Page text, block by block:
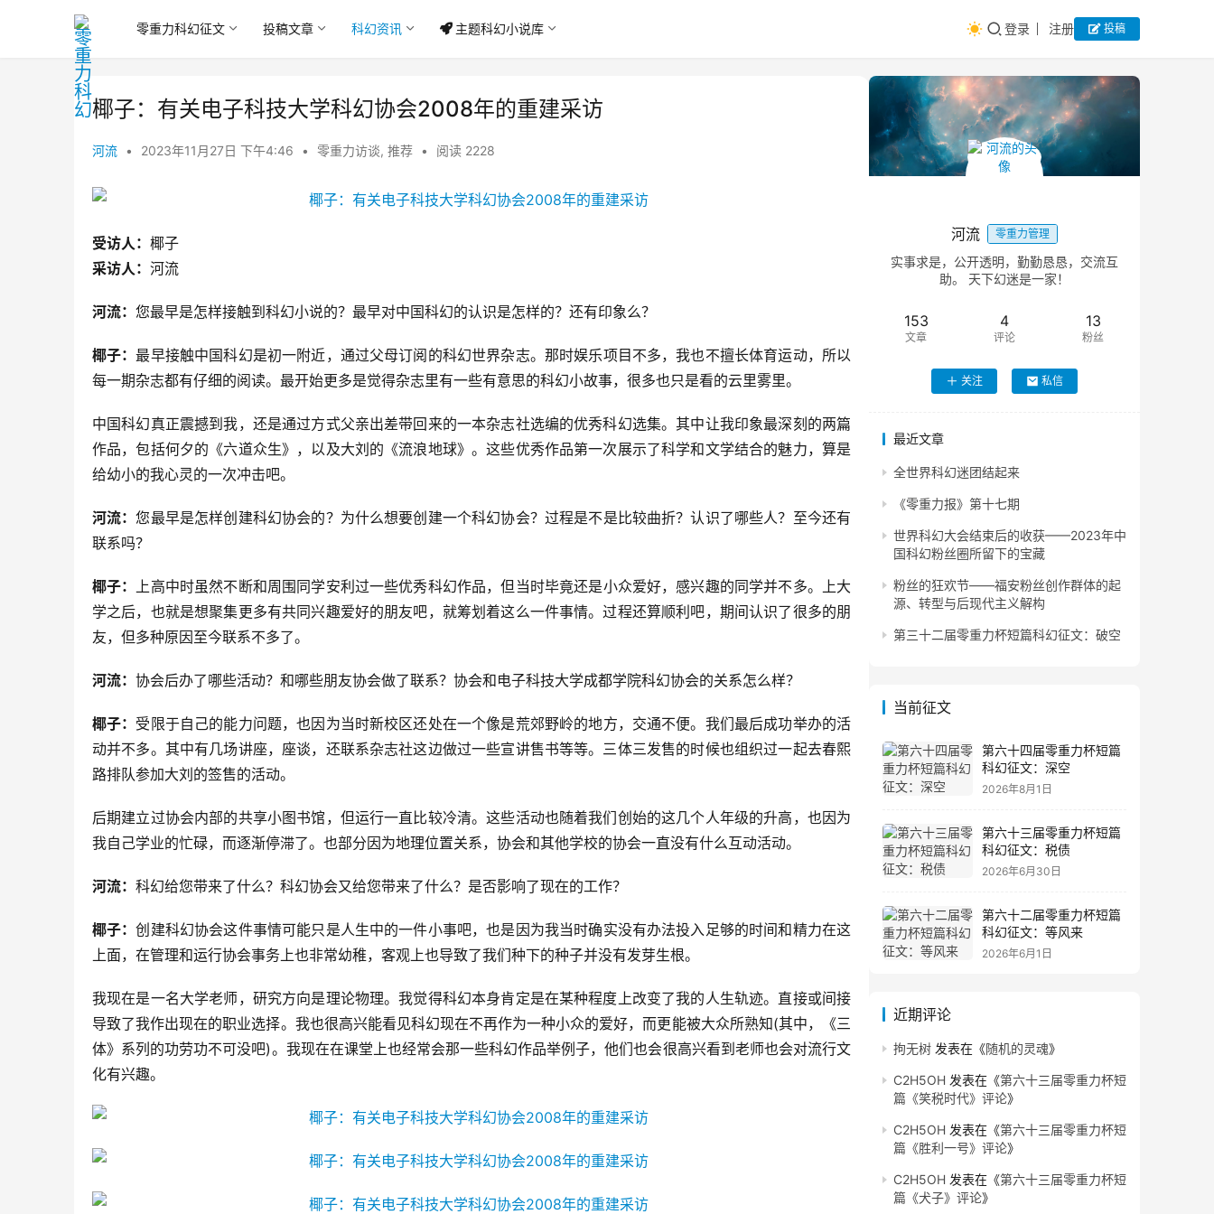
零重力科幻征文 投稿文章 科幻资讯 主题科幻小说库 登录 注册 投稿
椰子：有关电子科技大学科幻协会2008年的重建采访
河流 • 2023年11月27日 下午4:46 • 零重力访谈, 推荐 • 阅读 2228
受访人： 椰子
采访人： 河流
河流： 您最早是怎样接触到科幻小说的？最早对中国科幻的认识是怎样的？还有印象么？
椰子：最早接触中国科幻是初一附近，通过父母订阅的科幻世界杂志。那时娱乐项目不多，我也不擅长体育运动，所以
每一期杂志都有仔细的阅读。最开始更多是觉得杂志里有一些有意思的科幻小故事，很多也只是看的云里雾里。
中国科幻真正震撼到我，还是通过方式父亲出差带回来的一本杂志社选编的优秀科幻选集。其中让我印象最深刻的两篇
作品，包括何夕的《六道众生》，以及大刘的《流浪地球》。这些优秀作品第一次展示了科学和文学结合的魅力，算是
给幼小的我心灵的一次冲击吧。
河流：您最早是怎样创建科幻协会的？为什么想要创建一个科幻协会？过程是不是比较曲折？认识了哪些人？至今还有
联系吗？
椰子： 上高中时虽然不断和周围同学安利过一些优秀科幻作品，但当时毕竟还是小众爱好，感兴趣的同学并不多。上大
学之后，也就是想聚集更多有共同兴趣爱好的朋友吧，就筹划着这么一件事情。过程还算顺利吧，期间认识了很多的朋
友，但多种原因至今联系不多了。
河流： 协会后办了哪些活动？和哪些朋友协会做了联系？协会和电子科技大学成都学院科幻协会的关系怎么样？
椰子： 受限于自己的能力问题，也因为当时新校区还处在一个像是荒郊野岭的地方，交通不便。我们最后成功举办的活
动并不多。其中有几场讲座，座谈，还联系杂志社这边做过一些宣讲售书等等。三体三发售的时候也组织过一起去春熙
路排队参加大刘的签售的活动。
后期建立过协会内部的共享小图书馆，但运行一直比较冷清。这些活动也随着我们创始的这几个人年级的升高，也因为
我自己学业的忙碌，而逐渐停滞了。也部分因为地理位置关系，协会和其他学校的协会一直没有什么互动活动。
河流： 科幻给您带来了什么？科幻协会又给您带来了什么？是否影响了现在的工作？
椰子：创建科幻协会这件事情可能只是人生中的一件小事吧，也是因为我当时确实没有办法投入足够的时间和精力在这
上面，在管理和运行协会事务上也非常幼稚，客观上也导致了我们种下的种子并没有发芽生根。
我现在是一名大学老师，研究方向是理论物理。我觉得科幻本身肯定是在某种程度上改变了我的人生轨迹。直接或间接
导致了我作出现在的职业选择。我也很高兴能看见科幻现在不再作为一种小众的爱好，而更能被大众所熟知(其中，《三
体》系列的功劳功不可没吧)。我现在在课堂上也经常会那一些科幻作品举例子，他们也会很高兴看到老师也会对流行文
化有兴趣。
河流 零重力管理
实事求是，公开透明，勤勤恳恳，交流互
助。 天下幻迷是一家！
153
文章
4
评论
13
粉丝
关注 私信
最近文章
全世界科幻迷团结起来
《零重力报》第十七期
世界科幻大会结束后的收获——2023年中
国科幻粉丝圈所留下的宝藏
粉丝的狂欢节——福安粉丝创作群体的起
源、转型与后现代主义解构
第三十二届零重力杯短篇科幻征文：破空
当前征文
第六十四届零重力杯短篇
科幻征文：深空
2026年8月1日
第六十三届零重力杯短篇
科幻征文：税债
2026年6月30日
第六十二届零重力杯短篇
科幻征文：等风来
2026年6月1日
近期评论
拘无树 发表在《随机的灵魂》
C2H5OH 发表在《第六十三届零重力杯短
篇《笑税时代》评论》
C2H5OH 发表在《第六十三届零重力杯短
篇《胜利一号》评论》
C2H5OH 发表在《第六十三届零重力杯短
篇《犬子》评论》